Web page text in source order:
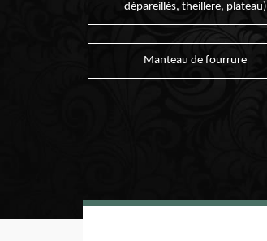
dépareillés, theillere, plateau)
Manteau de fourrure